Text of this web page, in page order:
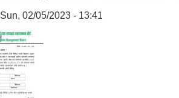
Sun, 02/05/2023 - 13:41